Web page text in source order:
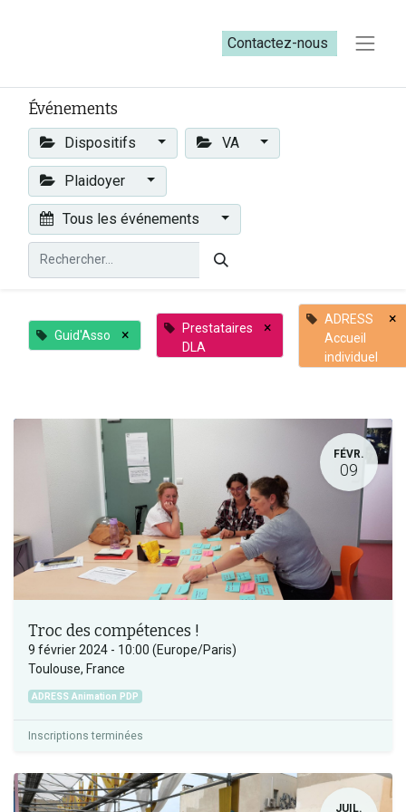
Contactez-nous​​
Événements
Dispositifs VA
Plaidoyer
Tous les événements
Guid'Asso ×
Prestataires
DLA
×
ADRESS
Accueil
individuel
×
FÉVR.
09
Troc des compétences !
9 février 2024 - 10:00 (Europe/Paris)
Toulouse, France
ADRESS Animation PDP
Inscriptions terminées
JUIL.